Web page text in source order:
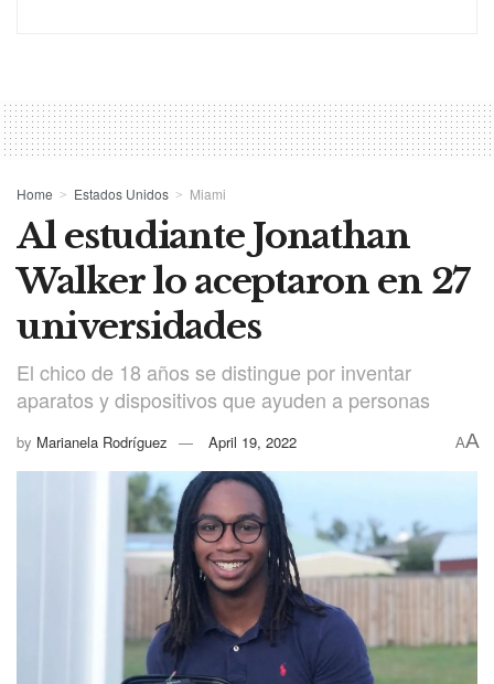
Home Estados Unidos Miami
Al estudiante Jonathan
Walker lo aceptaron en 27
universidades
El chico de 18 años se distingue por inventar
aparatos y dispositivos que ayuden a personas
by Marianela Rodríguez April 19, 2022 AA